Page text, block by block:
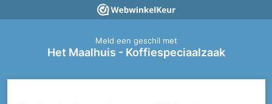
Meld een geschil met
Het Maalhuis - Koffiespeciaalzaak